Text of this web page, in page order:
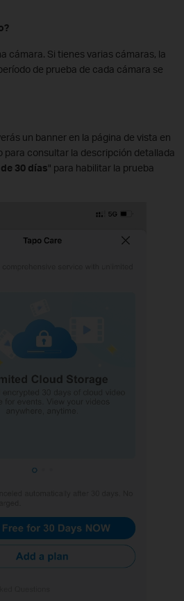
cámara. Si tienes varias cámaras, la
de prueba de cada cámara se
un banner en la página de vista en
para consultar la descripción detallada
30 días" para habilitar la prueba